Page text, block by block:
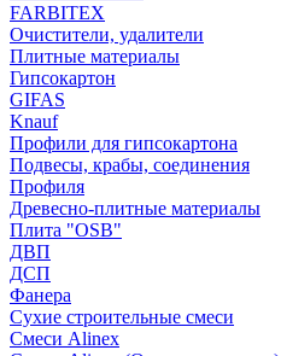
FARBITEX
Очистители, удалители
Плитные материалы
Гипсокартон
GIFAS
Knauf
Профили для гипсокартона
Подвесы, крабы, соединения
Профиля
Древесно-плитные материалы
Плита "OSB"
ДВП
ДСП
Фанера
Сухие строительные смеси
Смеси Alinex